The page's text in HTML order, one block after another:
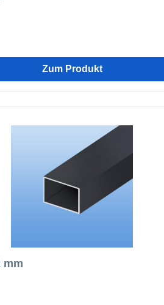
Zum Produkt
mm